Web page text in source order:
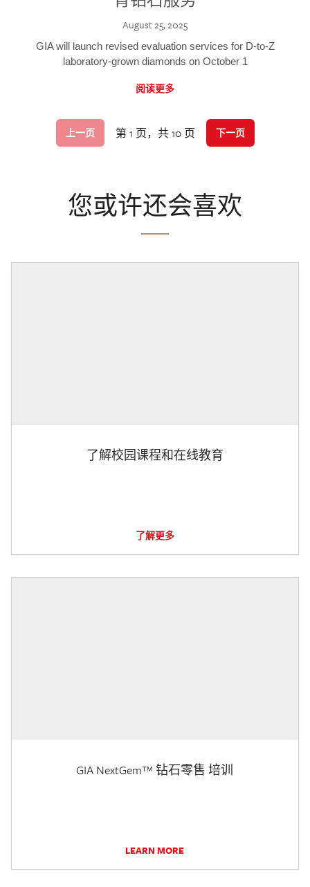
August 25, 2025
GIA will launch revised evaluation services for D-to-Z
laboratory-grown diamonds on October 1
阅读更多
上一页 第 1 页，共 10 页 下一页
您或许还会喜欢
了解校园课程和在线教育
了解更多
GIA NextGem™ 钻石零售 培训
LEARN MORE